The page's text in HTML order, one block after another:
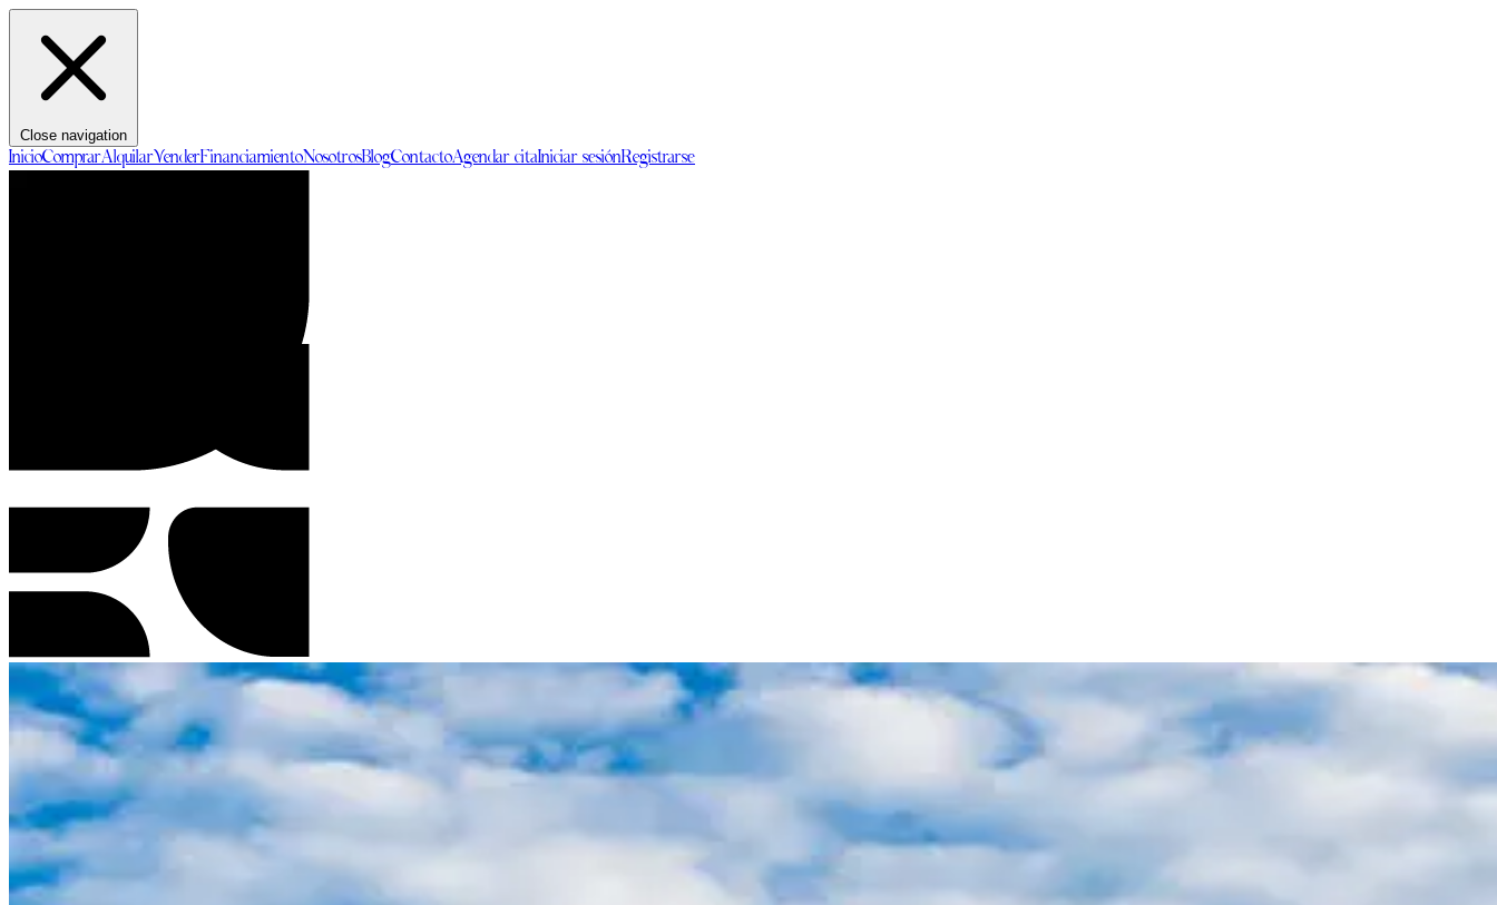
Close navigation
InicioComprarAlquilarVenderFinanciamientoNosotrosBlogContactoAgendar citaIniciar sesiónRegistrarse